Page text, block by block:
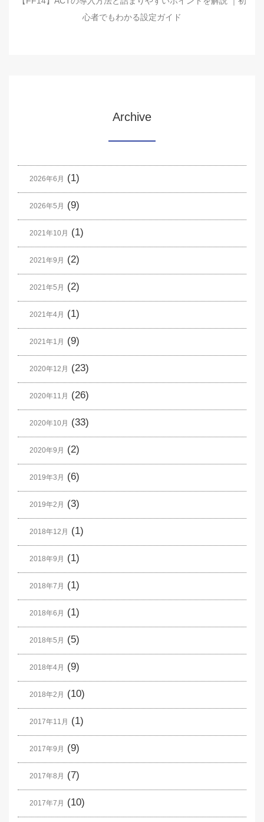
心者でもわかる設定ガイド
Archive
2026年6月 (1)
2026年5月 (9)
2021年10月 (1)
2021年9月 (2)
2021年5月 (2)
2021年4月 (1)
2021年1月 (9)
2020年12月 (23)
2020年11月 (26)
2020年10月 (33)
2020年9月 (2)
2019年3月 (6)
2019年2月 (3)
2018年12月 (1)
2018年9月 (1)
2018年7月 (1)
2018年6月 (1)
2018年5月 (5)
2018年4月 (9)
2018年2月 (10)
2017年11月 (1)
2017年9月 (9)
2017年8月 (7)
2017年7月 (10)